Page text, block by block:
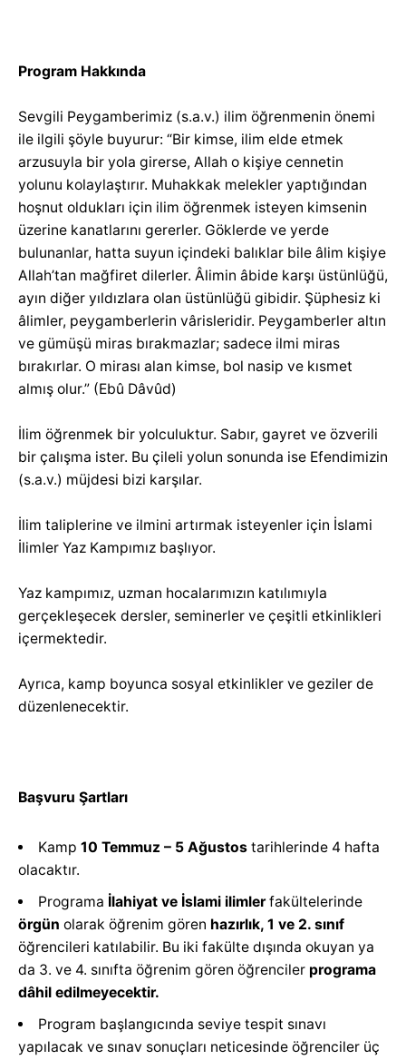
Program Hakkında
Sevgili Peygamberimiz (s.a.v.) ilim öğrenmenin önemi
ile ilgili şöyle buyurur: “Bir kimse, ilim elde etmek
arzusuyla bir yola girerse, Allah o kişiye cennetin
yolunu kolaylaştırır. Muhakkak melekler yaptığından
hoşnut oldukları için ilim öğrenmek isteyen kimsenin
üzerine kanatlarını gererler. Göklerde ve yerde
bulunanlar, hatta suyun içindeki balıklar bile âlim kişiye
Allah’tan mağfiret dilerler. Âlimin âbide karşı üstünlüğü,
ayın diğer yıldızlara olan üstünlüğü gibidir. Şüphesiz ki
âlimler, peygamberlerin vârisleridir. Peygamberler altın
ve gümüşü miras bırakmazlar; sadece ilmi miras
bırakırlar. O mirası alan kimse, bol nasip ve kısmet
almış olur.” (Ebû Dâvûd)
İlim öğrenmek bir yolculuktur. Sabır, gayret ve özverili
bir çalışma ister. Bu çileli yolun sonunda ise Efendimizin
(s.a.v.) müjdesi bizi karşılar.
İlim taliplerine ve ilmini artırmak isteyenler için İslami
İlimler Yaz Kampımız başlıyor.
Yaz kampımız, uzman hocalarımızın katılımıyla
gerçekleşecek dersler, seminerler ve çeşitli etkinlikleri
içermektedir.
Ayrıca, kamp boyunca sosyal etkinlikler ve geziler de
düzenlenecektir.
Başvuru Şartları
Kamp 10 Temmuz – 5 Ağustostarihlerinde 4 hafta
olacaktır.
Programa İlahiyat ve İslami ilimlerfakültelerinde
örgün olarak öğrenim gören hazırlık, 1 ve 2. sınıf
öğrencileri katılabilir. Bu iki fakülte dışında okuyan ya
da 3. ve 4. sınıfta öğrenim gören öğrenciler programa
dâhil edilmeyecektir.
Program başlangıcında seviye tespit sınavı
yapılacak ve sınav sonuçları neticesinde öğrenciler üç